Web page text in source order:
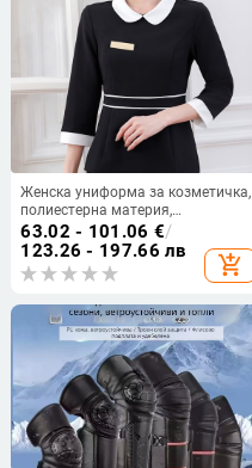
Женска униформа за козметичка,
полиестерна материя,
влагоотводяща, ръкави три
четвърти, кръгло деколте
63.02 - 101.06 €/
123.26 - 197.66 лв
add_shopping_cart